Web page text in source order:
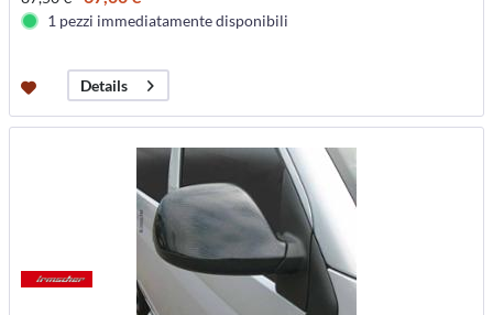
1 pezzi immediatamente disponibili
Details